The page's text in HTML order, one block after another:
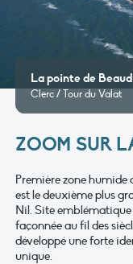
La pointe de
Clerc / Tour du Valat
ZOOM SUR
Première zone humide
est le deuxième plus
Nil. Site emblématique
façonnée au fil des
développé une forte
unique.